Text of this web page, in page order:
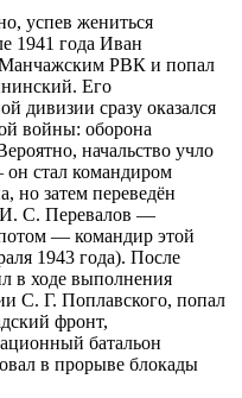
успев жениться
1941 года Иван
РВК и попал
Его
дивизии сразу оказался
войны: оборона
начальство учло
стал командиром
но затем переведён
И. С. Перевалов —
— командир этой
1943 года). После
в ходе выполнения
С. Г. Поплавского, попал
фронт,
батальон
в прорыве блокады